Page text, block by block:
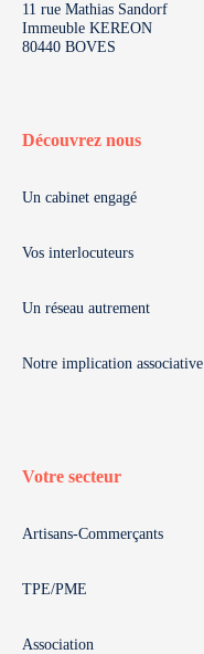
11 rue Mathias Sandorf
Immeuble KEREON
80440 BOVES
Découvrez nous
Un cabinet engagé
Vos interlocuteurs
Un réseau autrement
Notre implication associative
Votre secteur
Artisans-Commerçants
TPE/PME
Association